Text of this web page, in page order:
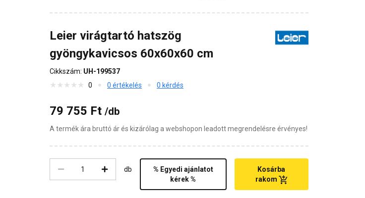
Leier virágtartó hatszög
gyöngykavicsos 60x60x60 cm
Cikkszám: UH-199537
0
0 értékelés 0 kérdés
79 755 Ft /db
A termék ára bruttó ár és kizárólag a webshopon leadott megrendelésre érvényes!
db
% Egyedi ajánlatot
kérek %
Kosárba
rakom